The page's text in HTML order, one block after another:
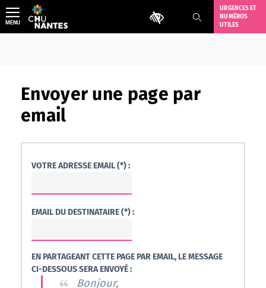
Aller
au
contenu
Outils d'accessibilité
URGENCES ET
NUMÉROS
UTILES
MENU
Envoyer une page par
email
VOTRE ADRESSE EMAIL (*) :
EMAIL DU DESTINATAIRE (*) :
EN PARTAGEANT CETTE PAGE PAR EMAIL, LE MESSAGE
CI-DESSOUS SERA ENVOYÉ :
Bonjour,